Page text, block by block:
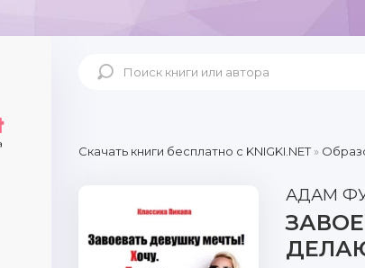
Скачать книги бесплатно c KNIGKI.NET»
АДАМ